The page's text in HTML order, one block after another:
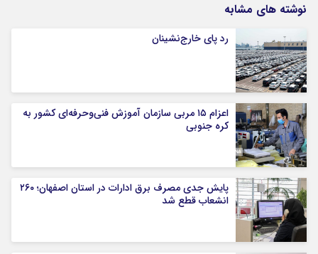
نوشته های مشابه
رد پای خارج‌نشینان
اعزام ۱۵ مربی سازمان آموزش فنی‌وحرفه‌ای کشور به
کره جنوبی
پایش جدی مصرف برق ادارات در استان اصفهان؛ ۲۶۰
انشعاب قطع شد